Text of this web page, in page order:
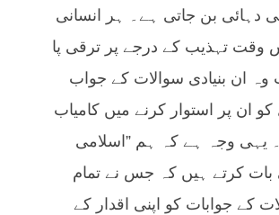
دہائی بن جاتی ہے۔ ہر انسانی
وقت تہذیب کے درجے پر ترقی پا
وہ ان بنیادی سوالات کے جواب
ان پر استوار کرنے میں کامیاب
یہی وجہ ہے کہ ہم ”اسلامی
بات کرتے ہیں کہ جس نے تمام
کے جوابات کو اپنی اقدار کے